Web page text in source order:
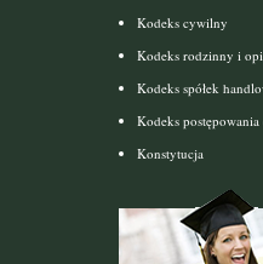
Kodeks cywilny
Kodeks rodzinny i
Kodeks spółek
Kodeks
Konstytucja